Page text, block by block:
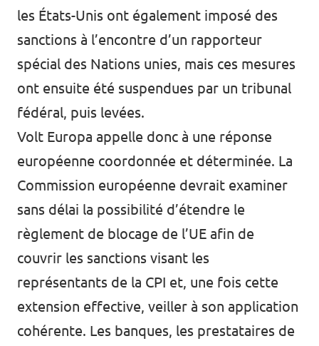
les États-Unis ont également imposé des
sanctions à l’encontre d’un rapporteur
spécial des Nations unies, mais ces mesures
ont ensuite été suspendues par un tribunal
fédéral, puis levées.
Volt Europa appelle donc à une réponse
européenne coordonnée et déterminée. La
Commission européenne devrait examiner
sans délai la possibilité d’étendre le
règlement de blocage de l’UE afin de
couvrir les sanctions visant les
représentants de la CPI et, une fois cette
extension effective, veiller à son application
cohérente. Les banques, les prestataires de